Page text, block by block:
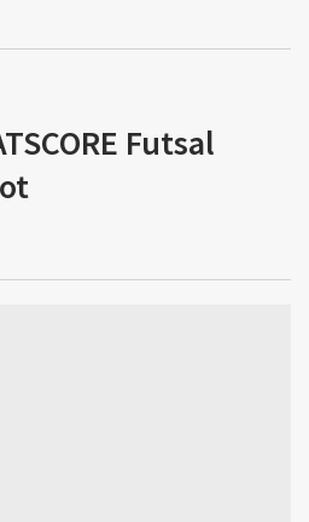
Futsal